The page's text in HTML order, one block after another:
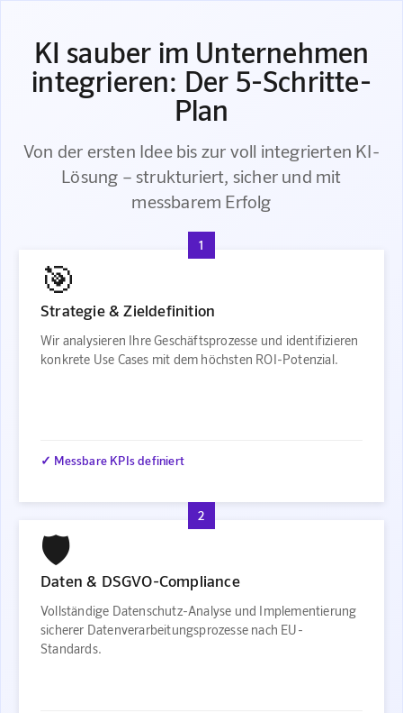
KI sauber im Unternehmen
integrieren: Der 5-Schritte-
Plan
Von der ersten Idee bis zur voll integrierten KI-
Lösung – strukturiert, sicher und mit
messbarem Erfolg
1
🎯
Strategie & Zieldefinition
Wir analysieren Ihre Geschäftsprozesse und identifizieren
konkrete Use Cases mit dem höchsten ROI-Potenzial.
✓ Messbare KPIs definiert
2
🛡️
Daten & DSGVO-Compliance
Vollständige Datenschutz-Analyse und Implementierung
sicherer Datenverarbeitungsprozesse nach EU-
Standards.